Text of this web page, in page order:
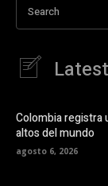
Search
Colombia registra
altos del mundo
agosto 6, 2026